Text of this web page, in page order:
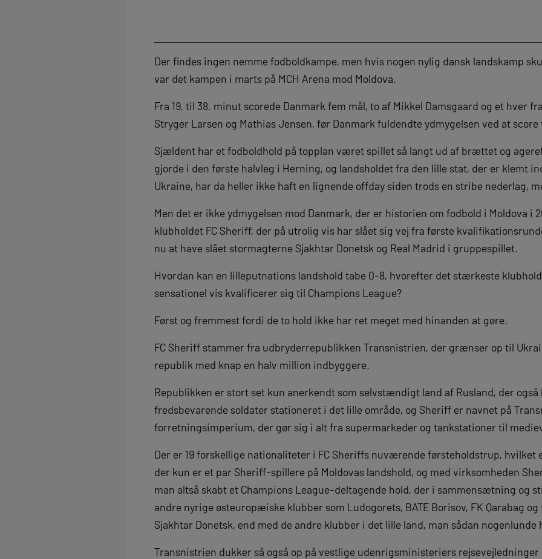
Der findes ingen nemme fodboldkampe, men hvis nogen nylig dansk landskamp
var det kampen i marts på MCH Arena mod Moldova.
Fra 19. til 38. minut scorede Danmark fem mål, to af Mikkel Damsgaard og et hver
Stryger Larsen og Mathias Jensen, før Danmark fuldendte ydmygelsen ved at
Sjældent har et fodboldhold på topplan været spillet så langt ud af brættet og
gjorde i den første halvleg i Herning, og landsholdet fra den lille stat, der er klemt
Ukraine, har da heller ikke haft en lignende offday siden trods en stribe nederlag,
Men det er ikke ydmygelsen mod Danmark, der er historien om fodbold i Moldova i
klubholdet FC Sheriff, der på utrolig vis har slået sig vej fra første
nu at have slået stormagterne Sjakhtar Donetsk og Real Madrid i gruppespillet.
Hvordan kan en lilleputnations landshold tabe 0-8, hvorefter det stærkeste
sensationel vis kvalificerer sig til Champions League?
Først og fremmest fordi de to hold ikke har ret meget med hinanden at gøre.
FC Sheriff stammer fra udbryderrepublikken Transnistrien, der grænser op til
republik med knap en halv million indbyggere.
Republikken er stort set kun anerkendt som selvstændigt land af Rusland, der
fredsbevarende soldater stationeret i det lille område, og Sheriff er navnet på
forretningsimperium, der gør sig i alt fra supermarkeder og tankstationer til
Der er 19 forskellige nationaliteter i FC Sheriffs nuværende førsteholdstrup, hvilket
der kun er et par Sheriff-spillere på Moldovas landshold, og med virksomheden
man altså skabt et Champions League-deltagende hold, der i sammensætning og
andre nyrige østeuropæiske klubber som Ludogorets, BATE Borisov, FK Qarabag
Sjakhtar Donetsk, end med de andre klubber i det lille land, man sådan nogenlunde
Transnistrien dukker så også op på vestlige udenrigsministeriers rejsevejledninger